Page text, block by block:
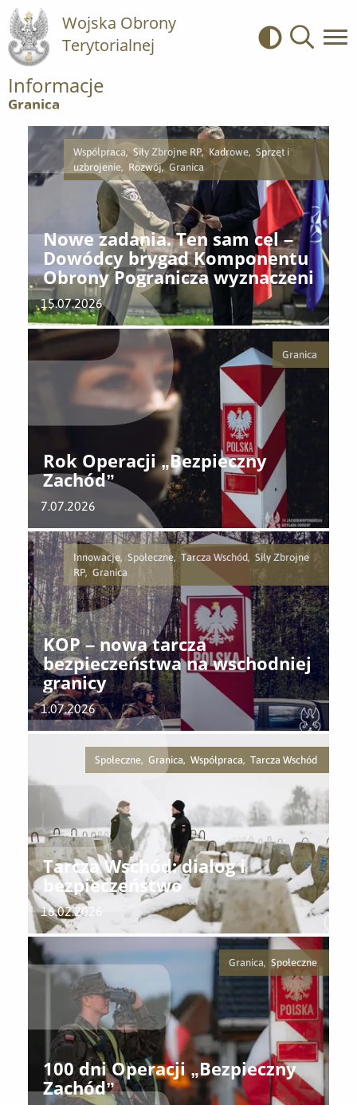
Wojska Obrony
Terytorialnej
Kontrast
Informacje
Granica
Współpraca, Siły Zbrojne RP, Kadrowe, Sprzęt i
uzbrojenie, Rozwój, Granica
Nowe zadania. Ten sam cel –
Dowódcy brygad Komponentu
Obrony Pogranicza wyznaczeni
15.07.2026
Granica
Rok Operacji „Bezpieczny
Zachód”
7.07.2026
Innowacje, Społeczne, Tarcza Wschód, Siły Zbrojne
RP, Granica
KOP – nowa tarcza
bezpieczeństwa na wschodniej
granicy
1.07.2026
Społeczne, Granica, Współpraca, Tarcza Wschód
Tarcza Wschód: dialog i
bezpieczeństwo
16.02.2026
Granica, Społeczne
100 dni Operacji „Bezpieczny
Zachód”